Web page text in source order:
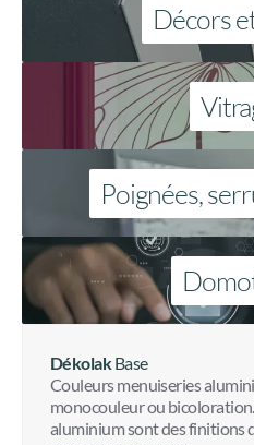
Décors
Poignées,
DékolakBase
Couleurs menuiseries
monocouleur ou
aluminium sont des finitions